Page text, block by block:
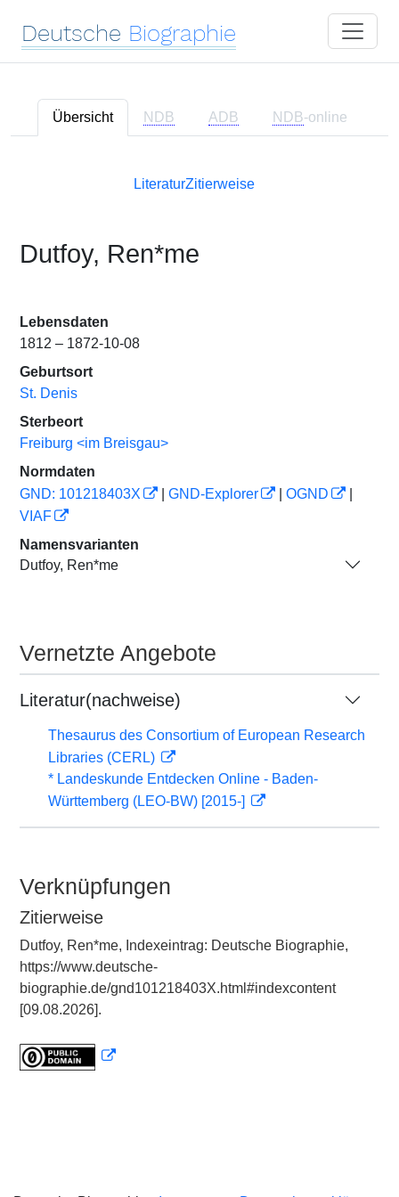
Deutsche Biographie
Übersicht NDB ADB NDB-online
LiteraturZitierweise
Dutfoy, Ren*me
Lebensdaten
1812 – 1872-10-08
Geburtsort
St. Denis
Sterbeort
Freiburg <im Breisgau>
Normdaten
GND: 101218403X
GND-Explorer OGND
VIAF
Namensvarianten
Dutfoy, Ren*me
Vernetzte Angebote
Literatur(nachweise)
Thesaurus des Consortium of European Research
Libraries (CERL)
* Landeskunde Entdecken Online - Baden-
Württemberg (LEO-BW) [2015-]
Verknüpfungen
Zitierweise
Dutfoy, Ren*me, Indexeintrag: Deutsche Biographie,
https://www.deutsche-
biographie.de/gnd101218403X.html#indexcontent
[09.08.2026].